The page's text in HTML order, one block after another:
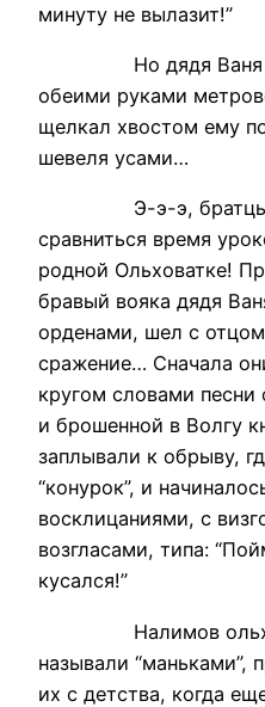
минуту не вылазит!”
Но дядя Ваня
обеими руками
щелкал хвостом ему
шевеля усами…
Э-э-э, братцы,
сравниться время
родной Ольховатке!
бравый вояка дядя
орденами, шел с
сражение… Сначала
кругом словами песни
и брошенной в Волгу
заплывали к обрыву,
“конурок”, и
восклицаниями, с
возгласами, типа:
кусался!”
Налимов
называли “маньками”,
их с детства, когда